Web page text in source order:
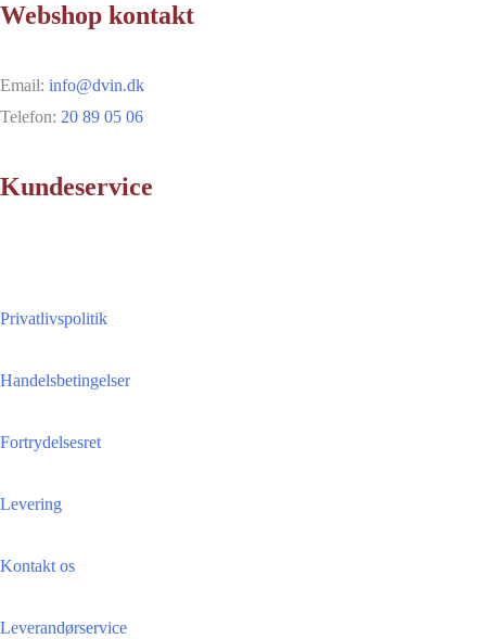
Webshop kontakt
Email: info@dvin.dk
Telefon: 20 89 05 06
Kundeservice
Privatlivspolitik
Handelsbetingelser
Fortrydelsesret
Levering
Kontakt os
Leverandørservice